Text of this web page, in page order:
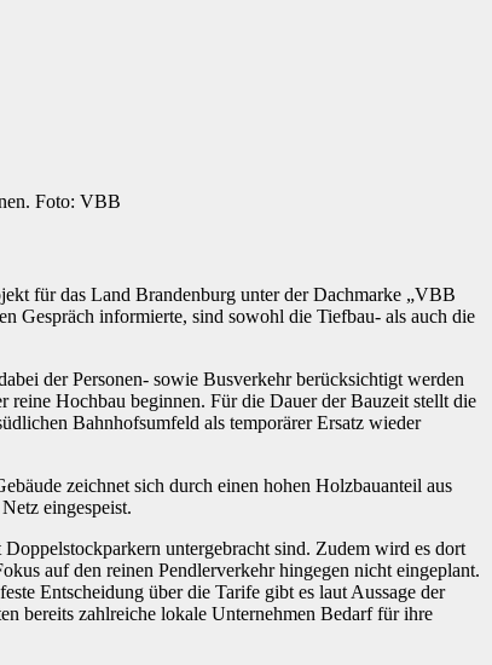
Foto: VBB
für das Land Brandenburg unter der Dachmarke „VBB
Gespräch informierte, sind sowohl die Tiefbau- als auch die
der Personen- sowie Busverkehr berücksichtigt werden
Hochbau beginnen. Für die Dauer der Bauzeit stellt die
Bahnhofsumfeld als temporärer Ersatz wieder
zeichnet sich durch einen hohen Holzbauanteil aus
eingespeist.
untergebracht sind. Zudem wird es dort
auf den reinen Pendlerverkehr hingegen nicht eingeplant.
Entscheidung über die Tarife gibt es laut Aussage der
bereits zahlreiche lokale Unternehmen Bedarf für ihre